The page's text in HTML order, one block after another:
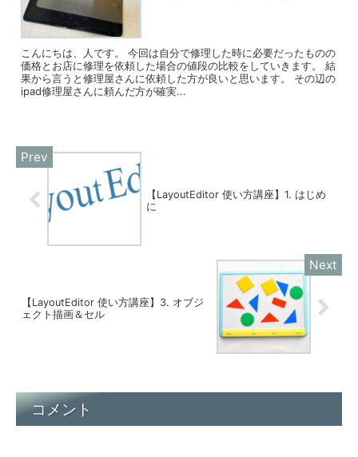
こんにちは、人です。 今回は自分で修理した時に必要だったものの
価格とお店に修理を依頼した場合の値段の比較をしていきます。 結
果から言うと修理屋さんに依頼した方が良いと思います。 その辺の
ipad修理屋さんに頼んだ方が確実...
【LayoutEditor 使い方講座】1. はじめ
に
【LayoutEditor 使い方講座】3. オブジ
ェクト描画＆セル
コメント